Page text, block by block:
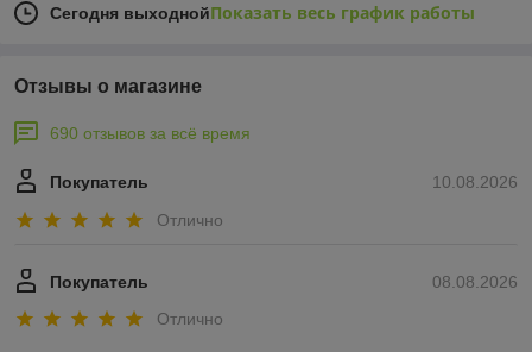
Сегодня выходнойПоказать весь график работы
Отзывы о магазине
690 отзывов за всё время
10.08.2026
Покупатель
Отлично
08.08.2026
Покупатель
Отлично